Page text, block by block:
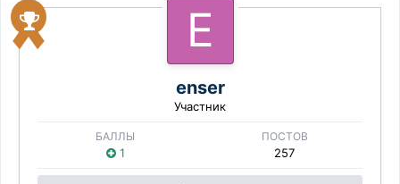
enser
Участник
БАЛЛЫ
1
ПОСТОВ
257